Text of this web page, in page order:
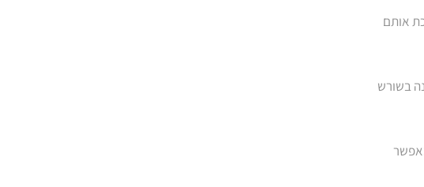
אותם
בשורש